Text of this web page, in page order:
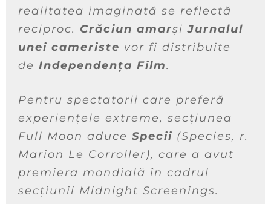
realitatea imaginată se reflectă
reciproc. Crăciun amarșiJurnalul
unei cameriste vor fi distribuite
de Independența Film.
Pentru spectatorii care preferă
experiențele extreme, secțiunea
Full Moon aduce Specii (Species, r.
Marion Le Corroller), care a avut
premiera mondială în cadrul
secțiunii Midnight Screenings.